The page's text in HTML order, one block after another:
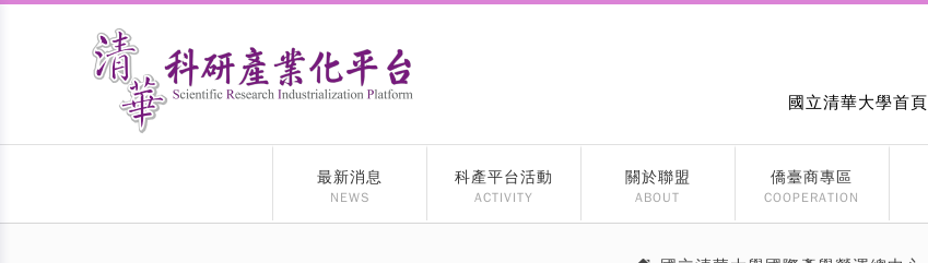
國立清華大學首頁
最新消息
NEWS
科產平台活動
ACTIVITY
關於聯盟
ABOUT
僑臺商專區
COOPERATION